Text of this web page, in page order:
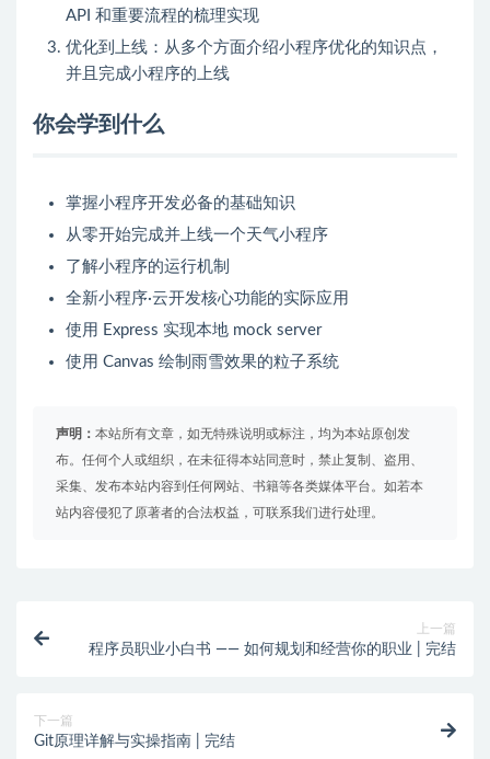
API 和重要流程的梳理实现
优化到上线：从多个方面介绍小程序优化的知识点，
并且完成小程序的上线
你会学到什么
掌握小程序开发必备的基础知识
从零开始完成并上线一个天气小程序
了解小程序的运行机制
全新小程序·云开发核心功能的实际应用
使用 Express 实现本地 mock server
使用 Canvas 绘制雨雪效果的粒子系统
声明： 本站所有文章，如无特殊说明或标注，均为本站原创发
布。任何个人或组织，在未征得本站同意时，禁止复制、盗用、
采集、发布本站内容到任何网站、书籍等各类媒体平台。如若本
站内容侵犯了原著者的合法权益，可联系我们进行处理。
上一篇
程序员职业小白书 —— 如何规划和经营你的职业 | 完结
下一篇
Git原理详解与实操指南 | 完结